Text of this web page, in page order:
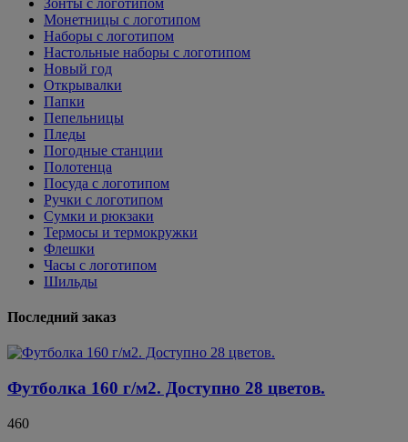
Монетницы с логотипом
Наборы с логотипом
Настольные наборы с логотипом
Новый год
Открывалки
Папки
Пепельницы
Пледы
Погодные станции
Полотенца
Посуда с логотипом
Ручки с логотипом
Сумки и рюкзаки
Термосы и термокружки
Флешки
Часы с логотипом
Шильды
Последний заказ
Футболка 160 г/м2. Доступно 28 цветов.
460